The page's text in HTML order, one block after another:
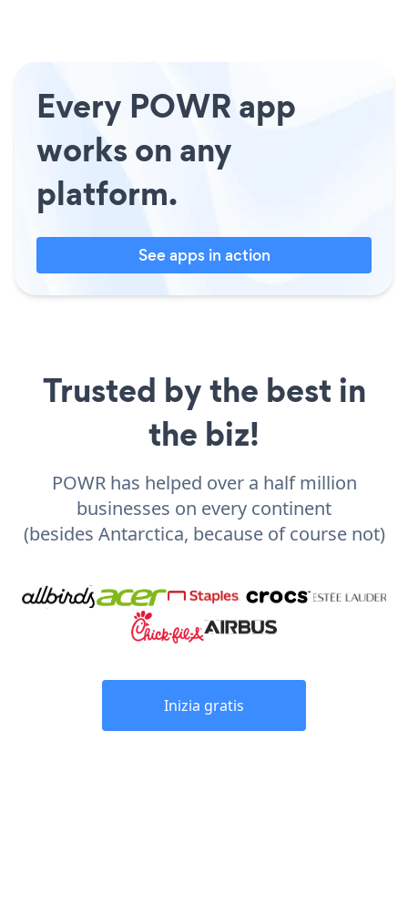
Every POWR app
works on any
platform.
See apps in action
Trusted by the best in
the biz!
POWR has helped over a half million
businesses on every continent
(besides Antarctica, because of course not)
Inizia gratis